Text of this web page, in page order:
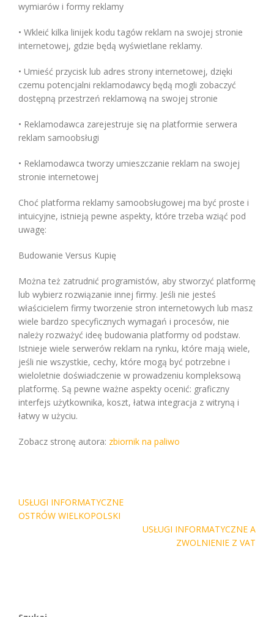
wymiarów i formy reklamy
• Wkleić kilka linijek kodu tagów reklam na swojej stronie
internetowej, gdzie będą wyświetlane reklamy.
• Umieść przycisk lub adres strony internetowej, dzięki
czemu potencjalni reklamodawcy będą mogli zobaczyć
dostępną przestrzeń reklamową na swojej stronie
• Reklamodawca zarejestruje się na platformie serwera
reklam samoobsługi
• Reklamodawca tworzy umieszczanie reklam na swojej
stronie internetowej
Choć platforma reklamy samoobsługowej ma być proste i
intuicyjne, istnieją pewne aspekty, które trzeba wziąć pod
uwagę:
Budowanie Versus Kupię
Można też zatrudnić programistów, aby stworzyć platformę
lub wybierz rozwiązanie innej firmy. Jeśli nie jesteś
właścicielem firmy tworzenie stron internetowych lub masz
wiele bardzo specyficznych wymagań i procesów, nie
należy rozważyć ideę budowania platformy od podstaw.
Istnieje wiele serwerów reklam na rynku, które mają wiele,
jeśli nie wszystkie, cechy, które mogą być potrzebne i
wieloletnie doświadczenie w prowadzeniu kompleksową
platformę. Są pewne ważne aspekty ocenić: graficzny
interfejs użytkownika, koszt, łatwa integracja z witryną i
łatwy w użyciu.
Zobacz stronę autora: zbiornik na paliwo
Nawigacja
wpisu
USŁUGI INFORMATYCZNE
OSTRÓW WIELKOPOLSKI
USŁUGI INFORMATYCZNE A
ZWOLNIENIE Z VAT